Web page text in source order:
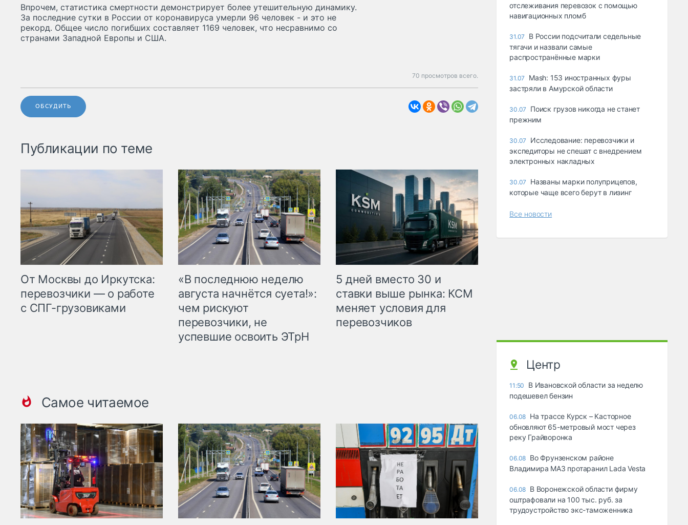
Впрочем, статистика смертности демонстрирует более утешительную динамику.
За последние сутки в России от коронавируса умерли 96 человек - и это не
рекорд. Общее число погибших составляет 1169 человек, что несравнимо со
странами Западной Европы и США.
70 просмотров всего.
ОБСУДИТЬ
Публикации по теме
От Москвы до Иркутска:
перевозчики — о работе
с СПГ-грузовиками
«В последнюю неделю
августа начнётся суета!»:
чем рискуют
перевозчики, не
успевшие освоить ЭТрН
5 дней вместо 30 и
ставки выше рынка: КСМ
меняет условия для
перевозчиков
Самое читаемое
отслеживания перевозок с помощью
навигационных пломб
31.07
В России подсчитали седельные
тягачи и назвали самые
распространённые марки
31.07
Mash: 153 иностранных фуры
застряли в Амурской области
30.07
Поиск грузов никогда не станет
прежним
30.07
Исследование: перевозчики и
экспедиторы не спешат с внедрением
электронных накладных
30.07
Названы марки полуприцепов,
которые чаще всего берут в лизинг
Все новости
Центр
11:50
В Ивановской области за неделю
подешевел бензин
06.08 На трассе Курск – Касторное
обновляют 65-метровый мост через
реку Грайворонка
06.08 Во Фрунзенском районе
Владимира МАЗ протаранил Lada Vesta
06.08 В Воронежской области фирму
оштрафовали на 100 тыс. руб. за
трудоустройство экс-таможенника